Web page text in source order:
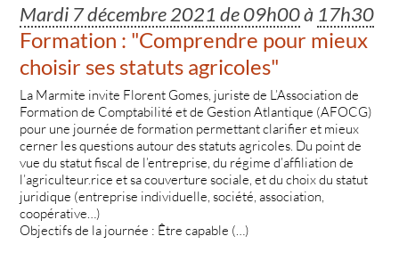
Mardi 7 décembre 2021 de 09h00à 17h30
Formation : "Comprendre pour mieux
choisir ses statuts agricoles"
La Marmite invite Florent Gomes, juriste de L’Association de
Formation de Comptabilité et de Gestion Atlantique (AFOCG)
pour une journée de formation permettant clarifier et mieux
cerner les questions autour des statuts agricoles. Du point de
vue du statut fiscal de l’entreprise, du régime d’affiliation de
l’agriculteur.rice et sa couverture sociale, et du choix du statut
juridique (entreprise individuelle, société, association,
coopérative…)
Objectifs de la journée : Être capable (…)